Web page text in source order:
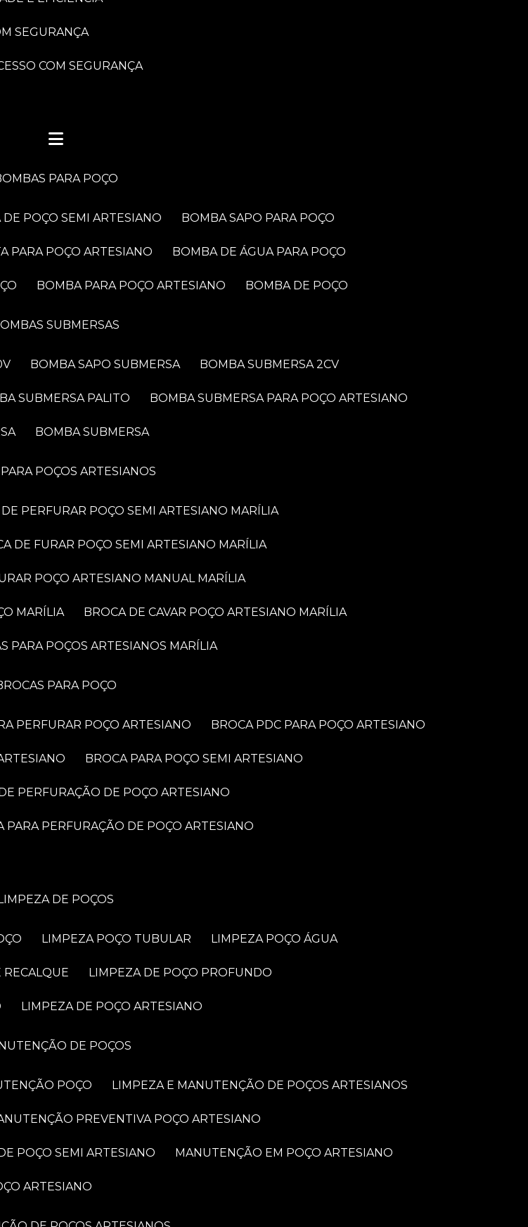
SEGURANÇA
COM SEGURANÇA
BOMBAS PARA POÇO
DE POÇO SEMI ARTESIANO BOMBA SAPO PARA POÇO
PARA POÇO ARTESIANO BOMBA DE ÁGUA PARA POÇO
BOMBA PARA POÇO ARTESIANO BOMBA DE POÇO
BOMBAS SUBMERSAS
BOMBA SAPO SUBMERSA BOMBA SUBMERSA 2CV
SUBMERSA PALITO BOMBA SUBMERSA PARA POÇO ARTESIANO
BOMBA SUBMERSA
PARA POÇOS ARTESIANOS
DE PERFURAR POÇO SEMI ARTESIANO MARÍLIA
DE FURAR POÇO SEMI ARTESIANO MARÍLIA
POÇO ARTESIANO MANUAL MARÍLIA
MARÍLIA BROCA DE CAVAR POÇO ARTESIANO MARÍLIA
PARA POÇOS ARTESIANOS MARÍLIA
BROCAS PARA POÇO
PERFURAR POÇO ARTESIANO BROCA PDC PARA POÇO ARTESIANO
BROCA PARA POÇO SEMI ARTESIANO
DE PERFURAÇÃO DE POÇO ARTESIANO
PARA PERFURAÇÃO DE POÇO ARTESIANO
LIMPEZA DE POÇOS
LIMPEZA POÇO TUBULAR LIMPEZA POÇO ÁGUA
RECALQUE LIMPEZA DE POÇO PROFUNDO
LIMPEZA DE POÇO ARTESIANO
DE POÇOS
POÇO LIMPEZA E MANUTENÇÃO DE POÇOS ARTESIANOS
PREVENTIVA POÇO ARTESIANO
POÇO SEMI ARTESIANO MANUTENÇÃO EM POÇO ARTESIANO
ARTESIANO